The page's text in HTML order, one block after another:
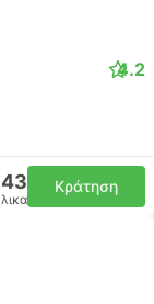
4.2
Κράτηση